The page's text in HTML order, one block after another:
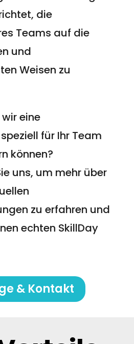
die
Teams auf die
und
Weisen zu
eine
für Ihr Team
können?
uns, um mehr über
zu erfahren und
echten SkillDay
& Kontakt